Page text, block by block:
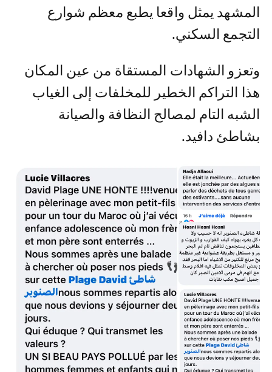
المشهد يمثل واقعا يطبع معظم شوارع
التجمع السكني.
وتعزو الشهادات المستقاة من عين المكان
هذا التراكم الخطير للمخلفات إلى الغياب
الشبه التام لمصالح النظافة والصيانة
بشاطئ دافيد.